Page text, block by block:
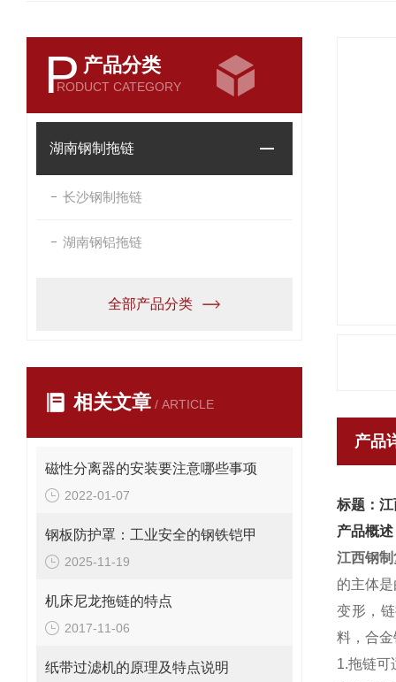
P 产品分类
RODUCT CATEGORY
湖南钢制拖链
长沙钢制拖链
湖南钢铝拖链
全部产品分类
相关文章 / ARTICLE
磁性分离器的安装要注意哪些事项
2022-01-07
钢板防护罩：工业安全的钢铁铠甲
2025-11-19
机床尼龙拖链的特点
2017-11-06
纸带过滤机的原理及特点说明
产品
标题：
产品概述
江西钢
的主体
变形，
料，合
1.拖链可